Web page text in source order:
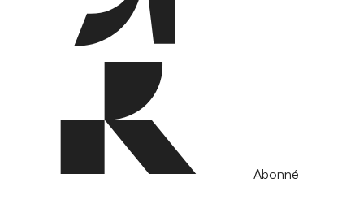
Abonné